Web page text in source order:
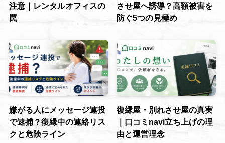
注意｜レンタルオフィスの
罠
させ屋へ誘導？高額被害を
防ぐ5つの見極め
嫌がる人にメッセージ連投
で逮捕？復縁中の連絡リス
クと危険ライン
復縁屋・別れさせ屋の真実
｜口コミnavi立ち上げの理
由と運営理念